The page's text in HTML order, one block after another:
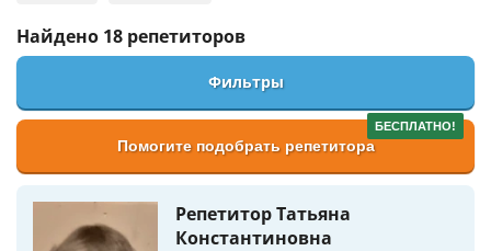
Найдено 18 репетиторов
Фильтры
БЕСПЛАТНО!
Помогите подобрать репетитора
Репетитор Татьяна
Константиновна